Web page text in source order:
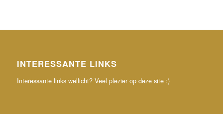
INTERESSANTE LINKS
Interessante links wellicht? Veel plezier op deze site :)